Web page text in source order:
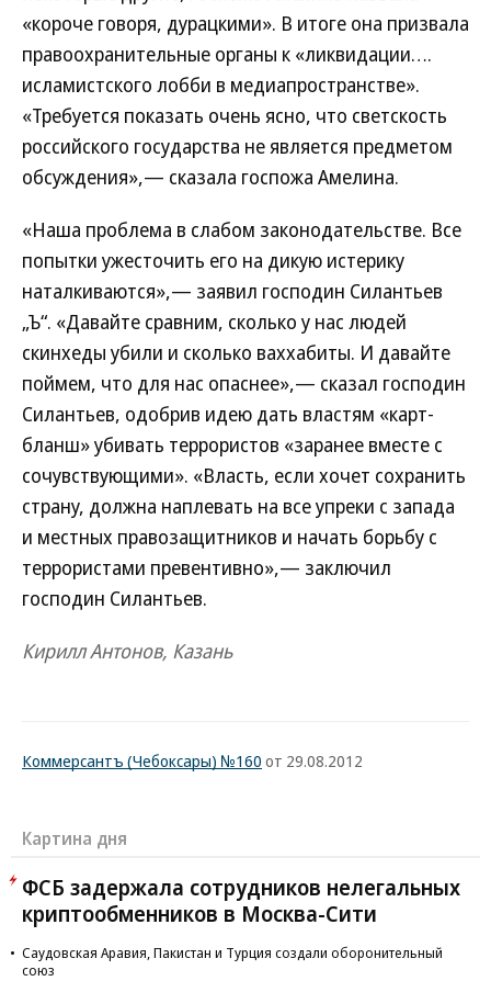
«короче говоря, дурацкими». В итоге она призвала
правоохранительные органы к «ликвидации….
исламистского лобби в медиапространстве».
«Требуется показать очень ясно, что светскость
российского государства не является предметом
обсуждения»,— сказала госпожа Амелина.
«Наша проблема в слабом законодательстве. Все
попытки ужесточить его на дикую истерику
наталкиваются»,— заявил господин Силантьев
„Ъ“. «Давайте сравним, сколько у нас людей
скинхеды убили и сколько ваххабиты. И давайте
поймем, что для нас опаснее»,— сказал господин
Силантьев, одобрив идею дать властям «карт-
бланш» убивать террористов «заранее вместе с
сочувствующими». «Власть, если хочет сохранить
страну, должна наплевать на все упреки с запада
и местных правозащитников и начать борьбу с
террористами превентивно»,— заключил
господин Силантьев.
Кирилл Антонов, Казань
Коммерсантъ (Чебоксары) №160 от 29.08.2012
Картина дня
ФСБ задержала сотрудников нелегальных
криптообменников в Москва-Сити
Саудовская Аравия, Пакистан и Турция создали оборонительный
союз